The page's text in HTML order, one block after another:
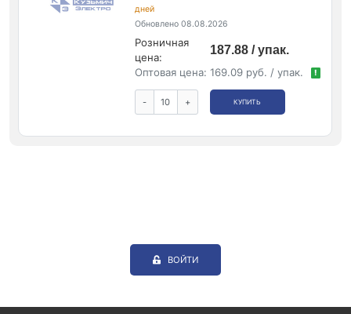
дней
Обновлено 08.08.2026
Розничная
цена:
187.88 / упак.
Оптовая цена: 169.09 руб. / упак. !
- + КУПИТЬ
ВОЙТИ